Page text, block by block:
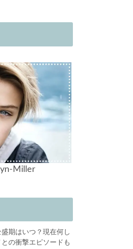
Miller
期はいつ？現在何し
の衝撃エピソードも